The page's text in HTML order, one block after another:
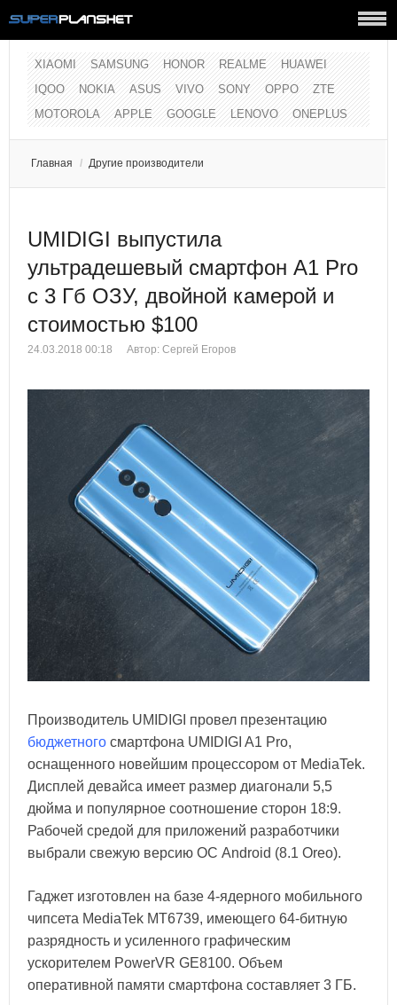
XIAOMI SAMSUNG HONOR REALME
HUAWEI
IQOO
NOKIA ASUS VIVO SONY OPPO
ZTE
MOTOROLA
APPLE GOOGLE LENOVO ONEPLUS
Главная / Другие производители
UMIDIGI выпустила
ультрадешевый смартфон A1 Pro
с 3 Гб ОЗУ, двойной камерой и
стоимостью $100
24.03.2018 00:18 Автор: Сергей Егоров
Производитель UMIDIGI провел презентацию
бюджетного смартфона UMIDIGI A1 Pro,
оснащенного новейшим процессором от MediaTek.
Дисплей девайса имеет размер диагонали 5,5
дюйма и популярное соотношение сторон 18:9.
Рабочей средой для приложений разработчики
выбрали свежую версию ОС Android (8.1 Oreo).
Гаджет изготовлен на базе 4-ядерного мобильного
чипсета MediaTek MT6739, имеющего 64-битную
разрядность и усиленного графическим
ускорителем PowerVR GE8100. Объем
оперативной памяти смартфона составляет 3 ГБ.